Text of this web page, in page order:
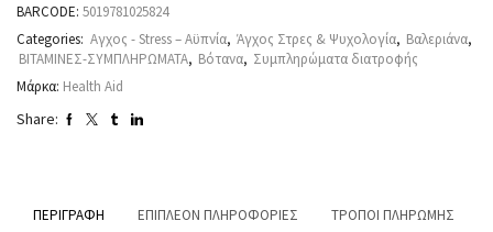
BARCODE: 5019781025824
Categories: Αγχος - Stress – Αϋπνία, Άγχος Στρες & Ψυχολογία, Βαλεριάνα,
ΒΙΤΑΜΙΝΕΣ-ΣΥΜΠΛΗΡΩΜΑΤΑ, Βότανα, Συμπληρώματα διατροφής
Μάρκα: Health Aid
Share:
ΠΕΡΙΓΡΑΦΉ ΕΠΙΠΛΈΟΝ ΠΛΗΡΟΦΟΡΊΕΣ ΤΡΌΠΟΙ ΠΛΗΡΩΜΉΣ